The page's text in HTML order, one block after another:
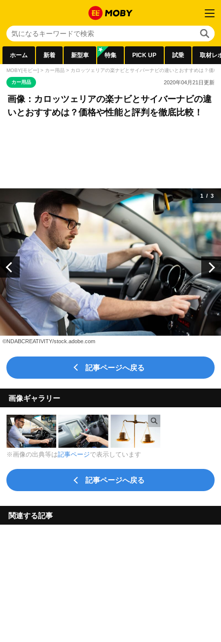
ホーム 新着 新型車 特集 PICK UP 試乗 取材レ
MOBY[モビー] > カー用品 > カロッツェリアの楽ナビとサイバーナビの違いとおすすめは？価格
カー用品 2020年04月21日更新
画像：カロッツェリアの楽ナビとサイバーナビの違
いとおすすめは？価格や性能と評判を徹底比較！
©NDABCREATIVITY/stock.adobe.com
1/ 3
記事ページへ戻る
画像ギャラリー
※画像の出典等は記事ページで表示しています
記事ページへ戻る
関連する記事